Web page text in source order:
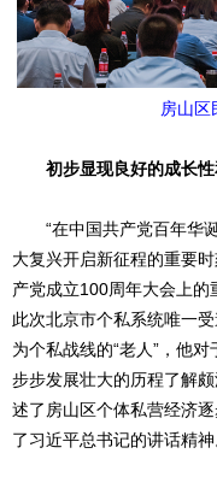
房山区
初步显现良好的成长
“在中国共产党百年华诞
大复兴开启新征程的重要
产党成立100周年大会上的
此次北京市个私系统唯一
为个私战线的“老人”，他
步步发展壮大的历程了解
述了房山区个体私营经济
了习近平总书记的讲话精神